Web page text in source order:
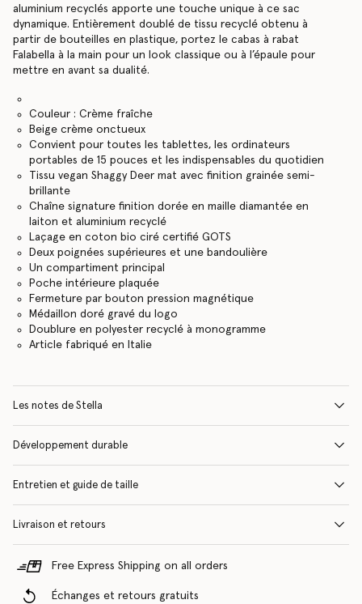
aluminium recyclés apporte une touche unique à ce sac
dynamique. Entièrement doublé de tissu recyclé obtenu à
partir de bouteilles en plastique, portez le cabas à rabat
Falabella à la main pour un look classique ou à l’épaule pour
mettre en avant sa dualité.
Couleur : Crème fraîche
Beige crème onctueux
Convient pour toutes les tablettes, les ordinateurs
portables de 15 pouces et les indispensables du quotidien
Tissu vegan Shaggy Deer mat avec finition grainée semi-
brillante
Chaîne signature finition dorée en maille diamantée en
laiton et aluminium recyclé
Laçage en coton bio ciré certifié GOTS
Deux poignées supérieures et une bandoulière
Un compartiment principal
Poche intérieure plaquée
Fermeture par bouton pression magnétique
Médaillon doré gravé du logo
Doublure en polyester recyclé à monogramme
Article fabriqué en Italie
Les notes de Stella
Développement durable
Entretien et guide de taille
Livraison et retours
Free Express Shipping on all orders
Échanges et retours gratuits